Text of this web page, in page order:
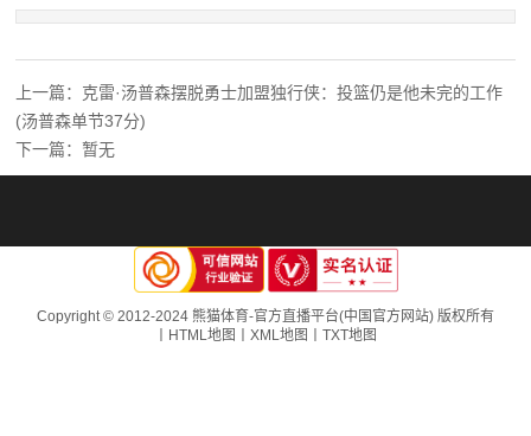
上一篇：克雷·汤普森摆脱勇士加盟独行侠：投篮仍是他未完的工作
(汤普森单节37分)
下一篇：暂无
Copyright © 2012-2024 熊猫体育-官方直播平台(中国官方网站) 版权所有
HTML地图 XML地图 TXT地图